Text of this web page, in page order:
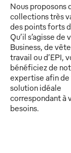
Nous proposons
collections très
des points forts
Qu’il s’agisse
Business, de
travail ou d’EPI,
bénéficiez de
expertise afin de
solution idéale
correspondant à
besoins.